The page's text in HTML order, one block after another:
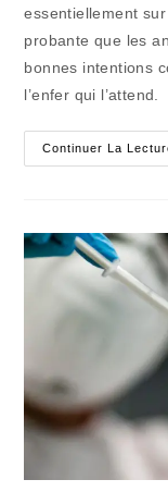
essentiellement
probante que les
bonnes intentions
l’enfer qui l’attend.
Continuer La